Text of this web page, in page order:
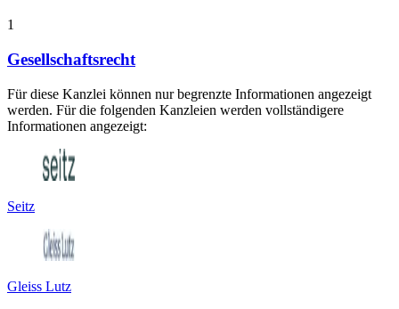
1
Gesellschaftsrecht
Für diese Kanzlei können nur begrenzte Informationen angezeigt
werden. Für die folgenden Kanzleien werden vollständigere
Informationen angezeigt:
Seitz
Gleiss Lutz